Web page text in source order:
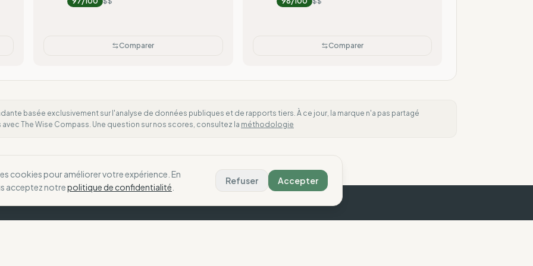
cookies pour améliorer votre expérience. En
acceptez notrepolitique de confidentialité
Refuser Accepter
Comparer Comparer
basée exclusivement sur l'analyse de données publiques et de rapports tiers. À ce jour, la marque n'a pas partagé
The Wise Compass. Une question sur nos scores, consultez la méthodologie